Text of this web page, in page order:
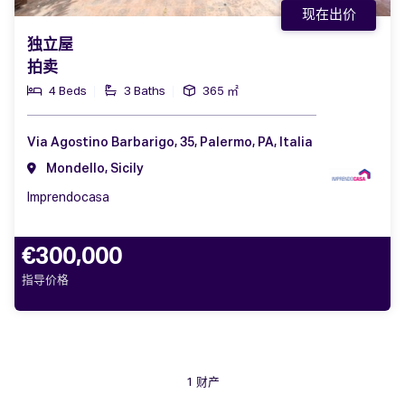
独立屋
拍卖
4 Beds 3 Baths 365 ㎡
现在出价
Via Agostino Barbarigo, 35, Palermo, PA, Italia
Mondello, Sicily
Imprendocasa
€300,000
指导价格
1 财产